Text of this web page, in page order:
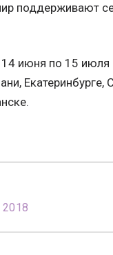
поддерживают
июня по 15 июля